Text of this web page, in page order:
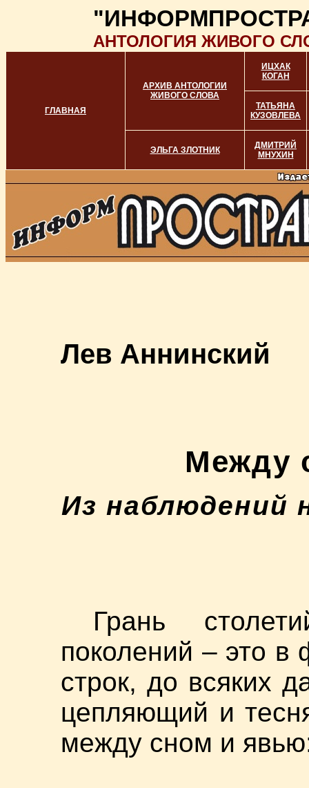
АНТОЛОГИЯ ЖИВОГО
ГЛАВНАЯ
АРХИВ АНТОЛОГИИ
ЖИВОГО СЛОВА
ИЦХАК
КОГАН
ТАТЬЯНА
КУЗОВЛЕВА
ЭЛЬГА ЗЛОТНИК
ДМИТРИЙ
МНУХИН
Лев Аннинский
Между
Из наблюдений
Грань
поколений – это
строк, до всяких
цепляющий и
между сном и